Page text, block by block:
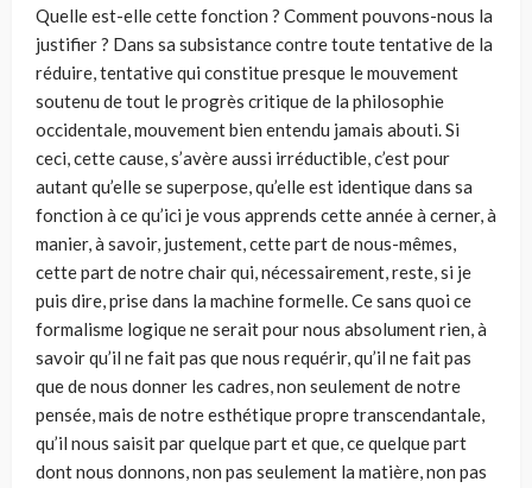
Quelle est-elle cette fonction ? Comment pouvons-nous la
justifier ? Dans sa subsistance contre toute tentative de la
réduire, tentative qui constitue presque le mouvement
soutenu de tout le progrès critique de la philosophie
occidentale, mouvement bien entendu jamais abouti. Si
ceci, cette cause, s’avère aussi irréductible, c’est pour
autant qu’elle se superpose, qu’elle est identique dans sa
fonction à ce qu’ici je vous apprends cette année à cerner, à
manier, à savoir, justement, cette part de nous-mêmes,
cette part de notre chair qui, nécessairement, reste, si je
puis dire, prise dans la machine formelle. Ce sans quoi ce
formalisme logique ne serait pour nous absolument rien, à
savoir qu’il ne fait pas que nous requérir, qu’il ne fait pas
que de nous donner les cadres, non seulement de notre
pensée, mais de notre esthétique propre transcendantale,
qu’il nous saisit par quelque part et que, ce quelque part
dont nous donnons, non pas seulement la matière, non pas